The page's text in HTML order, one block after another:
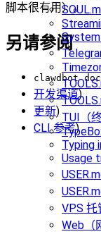
TUI（
Typing
Usage
VPS 托
Web（
脚本很有用）。
另请参阅
clawdbot
开发渠道)
更新)
CLI 参考)